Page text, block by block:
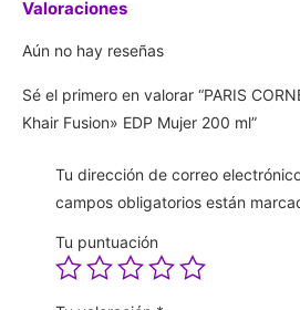
Valoraciones
Aún no hay reseñas
Sé el primero en valorar “PARIS
Khair Fusion» EDP Mujer 200 ml”
Tu dirección de correo
campos obligatorios están
Tu puntuación